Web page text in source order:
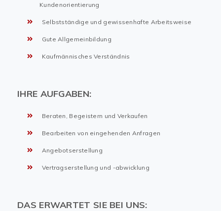
Kundenorientierung
Selbstständige und gewissenhafte Arbeitsweise
Gute Allgemeinbildung
Kaufmännisches Verständnis
IHRE AUFGABEN:
Beraten, Begeistern und Verkaufen
Bearbeiten von eingehenden Anfragen
Angebotserstellung
Vertragserstellung und -abwicklung
DAS ERWARTET SIE BEI UNS: